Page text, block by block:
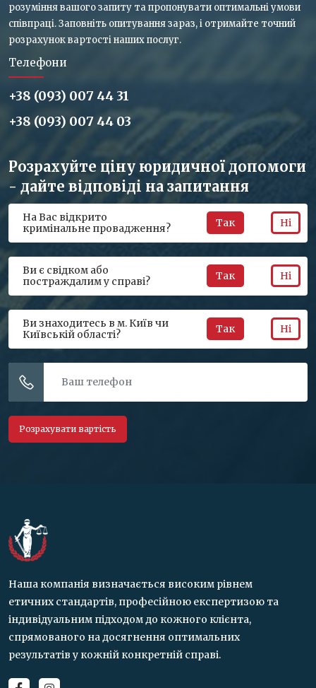
розуміння вашого запиту та пропонувати оптимальні умови
співпраці. Заповніть опитування зараз, і отримайте точний
розрахунок вартості наших послуг.
Телефони
+38 (093) 007 44 31
+38 (093) 007 44 03
Розрахуйте ціну юридичної допомоги
- дайте відповіді на запитання
На Вас відкрито
кримінальне провадження?
Так Ні
Ви є свідком або
постраждалим у справі?
Так Ні
Ви знаходитесь в м. Київ чи
Київській області?
Так Ні
Наша компанія визначається високим рівнем
етичних стандартів, професійною експертизою та
індивідуальним підходом до кожного клієнта,
спрямованого на досягнення оптимальних
результатів у кожній конкретній справі.